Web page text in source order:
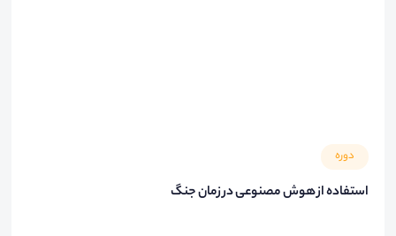
دوره
استفاده از هوش مصنوعی در زمان جنگ